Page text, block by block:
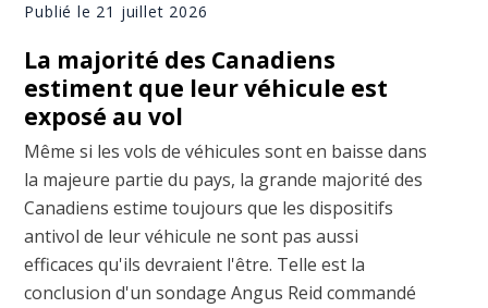
Publié le 21 juillet 2026
La majorité des Canadiens
estiment que leur véhicule est
exposé au vol
Même si les vols de véhicules sont en baisse dans
la majeure partie du pays, la grande majorité des
Canadiens estime toujours que les dispositifs
antivol de leur véhicule ne sont pas aussi
efficaces qu'ils devraient l'être. Telle est la
conclusion d'un sondage Angus Reid commandé